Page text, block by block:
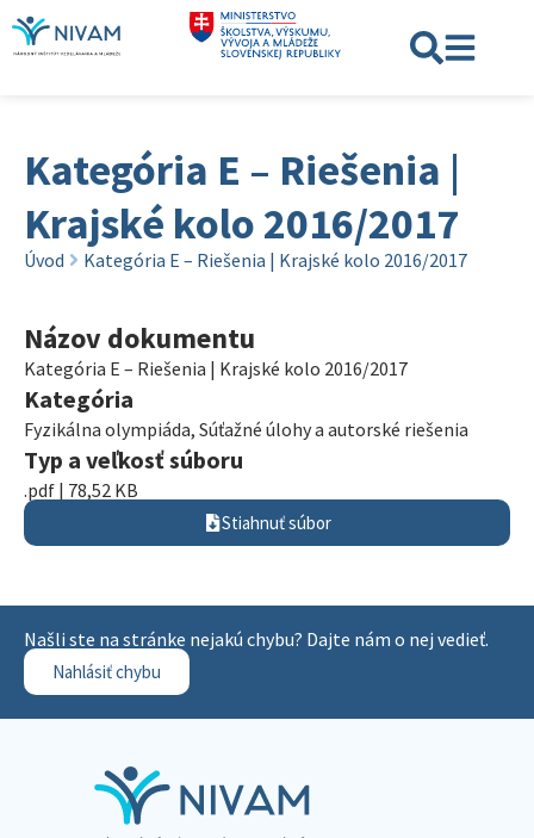
Kategória E – Riešenia |
Krajské kolo 2016/2017
Úvod Kategória E – Riešenia | Krajské kolo 2016/2017
Názov dokumentu
Kategória E – Riešenia | Krajské kolo 2016/2017
Kategória
Fyzikálna olympiáda, Súťažné úlohy a autorské riešenia
Typ a veľkosť súboru
.pdf | 78,52 KB
Stiahnuť súbor
Našli ste na stránke nejakú chybu? Dajte nám o nej vedieť.
Nahlásiť chybu